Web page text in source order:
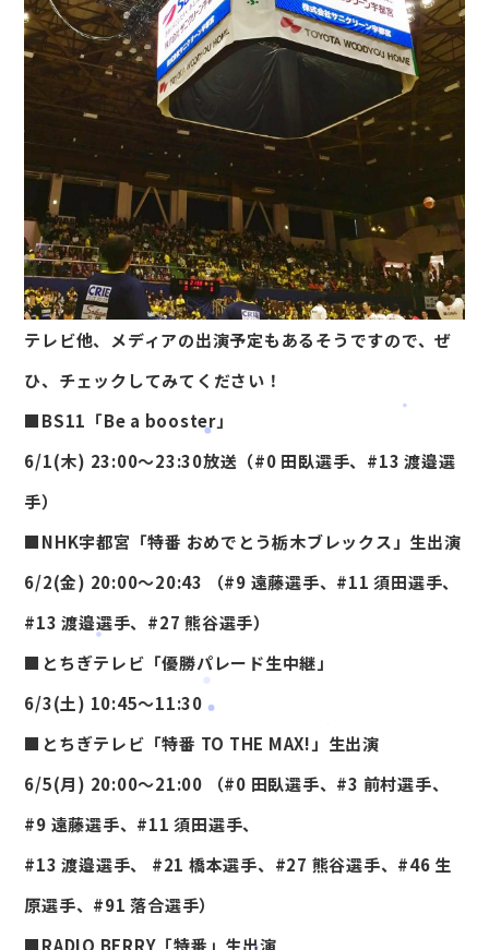
テレビ他、メディアの出演予定もあるそうですので、ぜ
ひ、チェックしてみてください！
■BS11「Be a booster」
6/1(木) 23:00～23:30放送（#0 田臥選手、#13 渡邉選
手）
■NHK宇都宮「特番 おめでとう栃木ブレックス」生出演
6/2(金) 20:00～20:43 （#9 遠藤選手、#11 須田選手、
#13 渡邉選手、#27 熊谷選手）
■とちぎテレビ「優勝パレード生中継」
6/3(土) 10:45～11:30
■とちぎテレビ「特番 TO THE MAX!」生出演
6/5(月) 20:00～21:00 （#0 田臥選手、#3 前村選手、
#9 遠藤選手、#11 須田選手、
#13 渡邉選手、 #21 橋本選手、#27 熊谷選手、#46 生
原選手、#91 落合選手）
■RADIO BERRY「特番」生出演